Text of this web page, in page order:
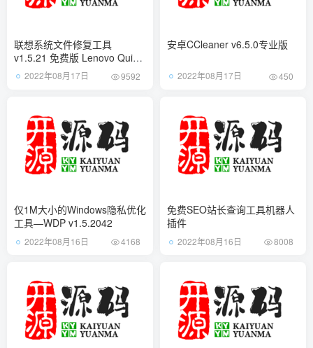
联想系统文件修复工具
v1.5.21 免费版 Lenovo Quick
Fix下载
2022年08月17日 9592
安卓CCleaner v6.5.0专业版
2022年08月17日 450
仅1M大小的Windows隐私优化
工具—WDP v1.5.2042
2022年08月16日 4168
免费SEO站长查询工具机器人
插件
2022年08月16日 8008